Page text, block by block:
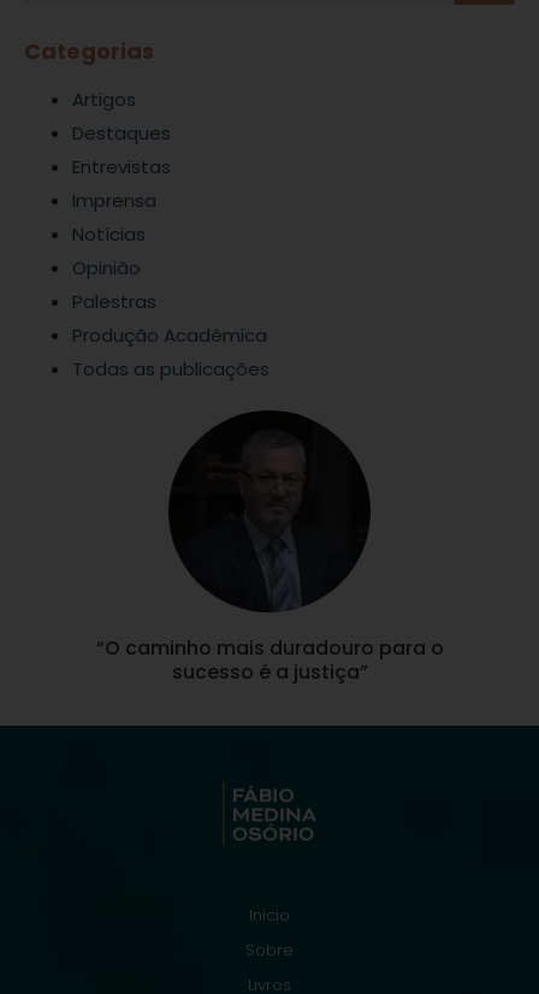
Categorias
Artigos
Destaques
Entrevistas
Imprensa
Notícias
Opinião
Palestras
Produção Acadêmica
Todas as publicações
“O caminho mais duradouro para o
sucesso é a justiça”
Início
Sobre
Livros